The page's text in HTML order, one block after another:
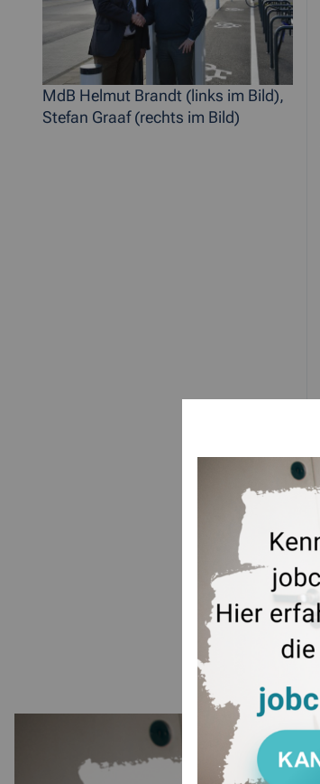
MdB Helmut Brandt (links im Bild),
Stefan Graaf (rechts im Bild)